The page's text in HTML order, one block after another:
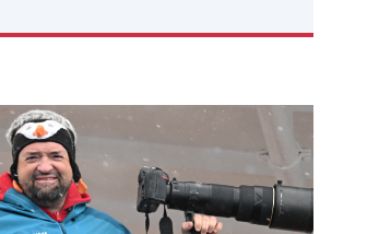
УЗНАТЬ ПОДРОБНЕЕ